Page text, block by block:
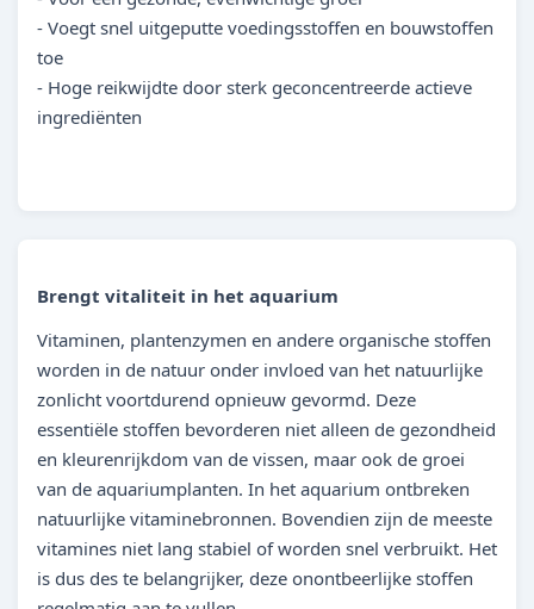
- Voegt snel uitgeputte voedingsstoffen en bouwstoffen
toe
- Hoge reikwijdte door sterk geconcentreerde actieve
ingrediënten
Brengt vitaliteit in het aquarium
Vitaminen, plantenzymen en andere organische stoffen
worden in de natuur onder invloed van het natuurlijke
zonlicht voortdurend opnieuw gevormd. Deze
essentiële stoffen bevorderen niet alleen de gezondheid
en kleurenrijkdom van de vissen, maar ook de groei
van de aquariumplanten. In het aquarium ontbreken
natuurlijke vitaminebronnen. Bovendien zijn de meeste
vitamines niet lang stabiel of worden snel verbruikt. Het
is dus des te belangrijker, deze onontbeerlijke stoffen